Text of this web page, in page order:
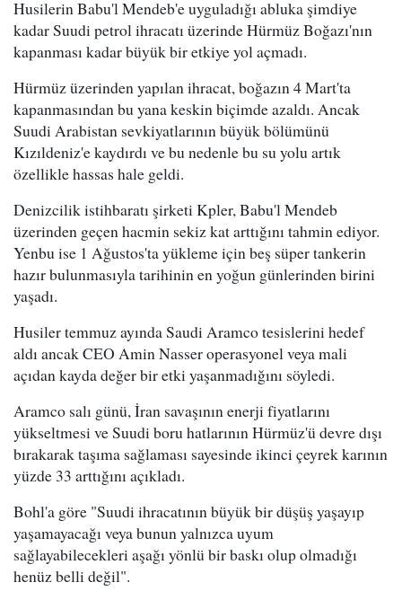
Husilerin Babu'l Mendeb'e uyguladığı abluka şimdiye
kadar Suudi petrol ihracatı üzerinde Hürmüz Boğazı'nın
kapanması kadar büyük bir etkiye yol açmadı.
Hürmüz üzerinden yapılan ihracat, boğazın 4 Mart'ta
kapanmasından bu yana keskin biçimde azaldı. Ancak
Suudi Arabistan sevkiyatlarının büyük bölümünü
Kızıldeniz'e kaydırdı ve bu nedenle bu su yolu artık
özellikle hassas hale geldi.
Denizcilik istihbaratı şirketi Kpler, Babu'l Mendeb
üzerinden geçen hacmin sekiz kat arttığını tahmin ediyor.
Yenbu ise 1 Ağustos'ta yükleme için beş süper tankerin
hazır bulunmasıyla tarihinin en yoğun günlerinden birini
yaşadı.
Husiler temmuz ayında Saudi Aramco tesislerini hedef
aldı ancak CEO Amin Nasser operasyonel veya mali
açıdan kayda değer bir etki yaşanmadığını söyledi.
Aramco salı günü, İran savaşının enerji fiyatlarını
yükseltmesi ve Suudi boru hatlarının Hürmüz'ü devre dışı
bırakarak taşıma sağlaması sayesinde ikinci çeyrek karının
yüzde 33 arttığını açıkladı.
Bohl'a göre "Suudi ihracatının büyük bir düşüş yaşayıp
yaşamayacağı veya bunun yalnızca uyum
sağlayabilecekleri aşağı yönlü bir baskı olup olmadığı
henüz belli değil".